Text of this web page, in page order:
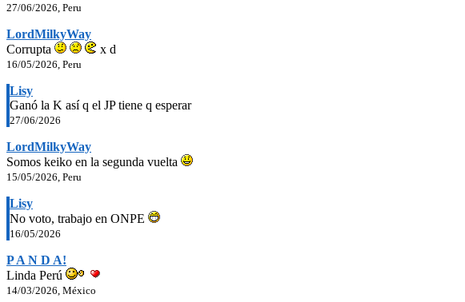
27/06/2026, Peru
LordMilkyWay
Corrupta
x d
16/05/2026, Peru
Lisy
Ganó la K así q el JP tiene q esperar
27/06/2026
LordMilkyWay
Somos keiko en la segunda vuelta
15/05/2026, Peru
Lisy
No voto, trabajo en ONPE
16/05/2026
P A N D A!
Linda Perú
14/03/2026, México